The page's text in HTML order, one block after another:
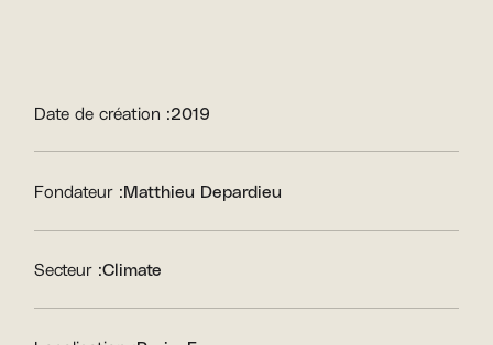
Date de création :2019
Fondateur :Matthieu Depardieu
Secteur :Climate